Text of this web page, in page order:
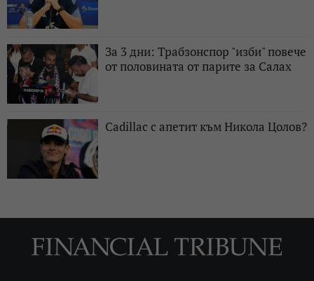
За 3 дни: Трабзонспор "изби" повече
от половината от парите за Салах
Cadillac с апетит към Никола Цолов?